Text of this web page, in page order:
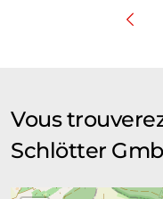
Vous
Schlötter